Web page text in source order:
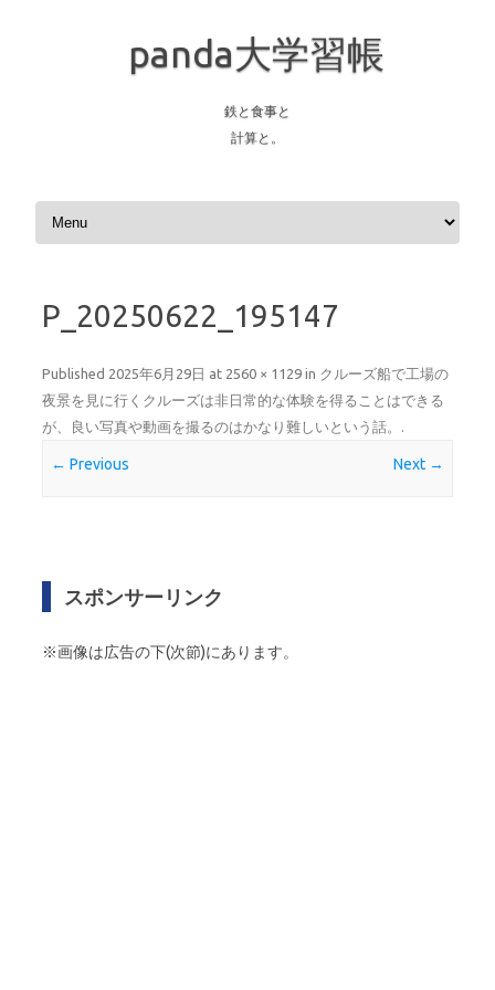
panda大学習帳
鉄と食事と
計算と。
Skip to content
P_20250622_195147
Published 2025年6月29日 at 2560 × 1129 in クルーズ船で工場の
夜景を見に行くクルーズは非日常的な体験を得ることはできる
が、良い写真や動画を撮るのはかなり難しいという話。 .
← Previous Next →
スポンサーリンク
※画像は広告の下(次節)にあります。